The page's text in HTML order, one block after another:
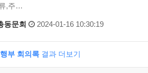
,주…
동문회 2024-01-16 10:30:19
부 회의록결과 더보기